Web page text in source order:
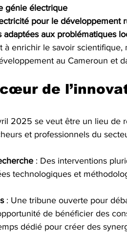
génie électrique
pour le développement
aux problématiques
enrichir le savoir scientifique,
au Cameroun et
de
2025 se veut être un lieu de
et professionnels du
: Des interventions
technologiques et
: Une tribune ouverte pour
de bénéficier des
dédié pour créer des